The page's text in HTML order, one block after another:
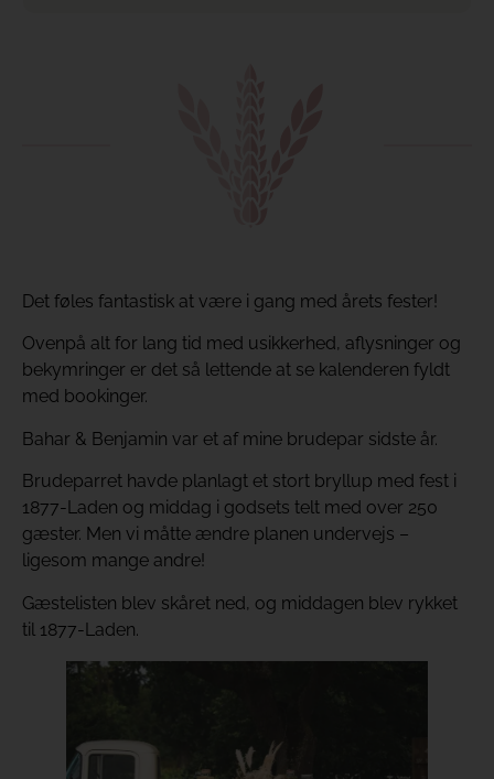
Det føles fantastisk at være i gang med årets fester!
Ovenpå alt for lang tid med usikkerhed, aflysninger og
bekymringer er det så lettende at se kalenderen fyldt
med bookinger.
Bahar & Benjamin var et af mine brudepar sidste år.
Brudeparret havde planlagt et stort bryllup med fest i
1877-Laden og middag i godsets telt med over 250
gæster. Men vi måtte ændre planen undervejs –
ligesom mange andre!
Gæstelisten blev skåret ned, og middagen blev rykket
til 1877-Laden.